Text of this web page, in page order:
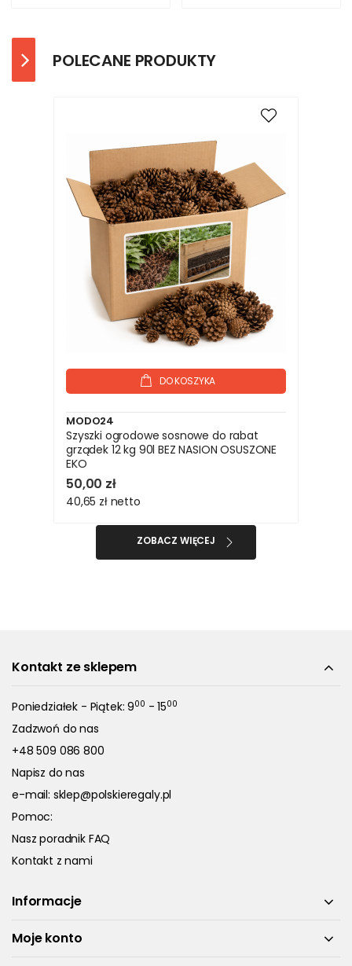
POLECANE PRODUKTY
DO KOSZYKA
MODO24
Szyszki ogrodowe sosnowe do rabat
grządek 12 kg 90l BEZ NASION OSUSZONE
EKO
50,00 zł
40,65 zł netto
ZOBACZ WIĘCEJ
Kontakt ze sklepem
Poniedziałek - Piątek: 900 - 1500
Zadzwoń do nas
+48 509 086 800
Napisz do nas
e-mail: sklep@polskieregaly.pl
Pomoc:
Nasz poradnik FAQ
Kontakt z nami
Informacje
Moje konto